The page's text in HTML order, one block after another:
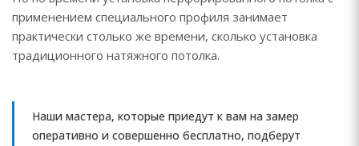
применением специального профиля занимает
практически столько же времени, сколько установка
традиционного натяжного потолка.
Наши мастера, которые приедут к вам на замер
оперативно и совершенно бесплатно, подберут